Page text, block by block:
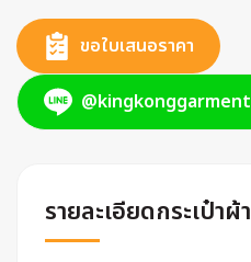
ขอใบเสนอราคา
@kingkonggarment
รายละเอียดกระเป๋าผ้า